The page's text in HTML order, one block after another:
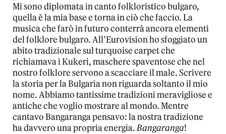
Mi sono diplomata in canto folkloristico bulgaro,
quella è la mia base e torna in ciò che faccio. La
musica che farò in futuro conterrà ancora elementi
del folklore bulgaro. All’Eurovision ho sfoggiato un
abito tradizionale sul turquoise carpet che
richiamava i Kukeri, maschere spaventose che nel
nostro folklore servono a scacciare il male. Scrivere
la storia per la Bulgaria non riguarda soltanto il mio
nome. Abbiamo tantissime tradizioni meravigliose e
antiche che voglio mostrare al mondo. Mentre
cantavo Bangaranga pensavo: la nostra tradizione
ha davvero una propria energia.Bangaranga!